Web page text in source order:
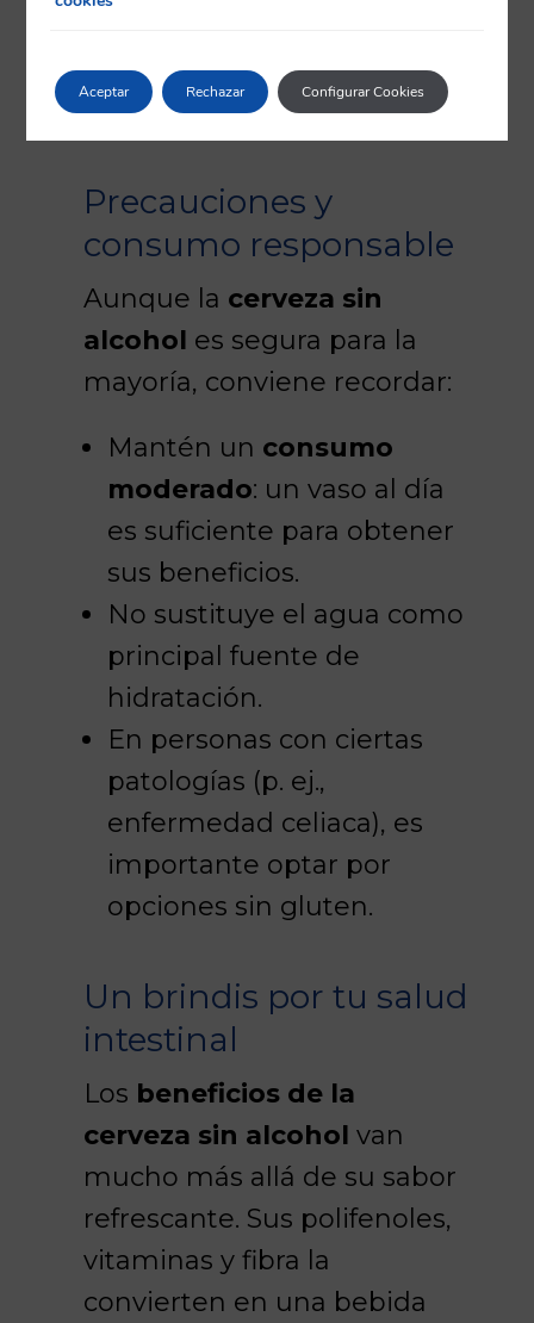
Precauciones y
consumo responsable
Aunque la cerveza sin
alcohol es segura para la
mayoría, conviene recordar:
Mantén un consumo
moderado: un vaso al día
es suficiente para obtener
sus beneficios.
No sustituye el agua como
principal fuente de
hidratación.
En personas con ciertas
patologías (p. ej.,
enfermedad celiaca), es
importante optar por
opciones sin gluten.
Un brindis por tu salud
intestinal
Los beneficios de la
cerveza sin alcohol van
mucho más allá de su sabor
refrescante. Sus polifenoles,
vitaminas y fibra la
convierten en una bebida
Aceptar Rechazar Configurar Cookies